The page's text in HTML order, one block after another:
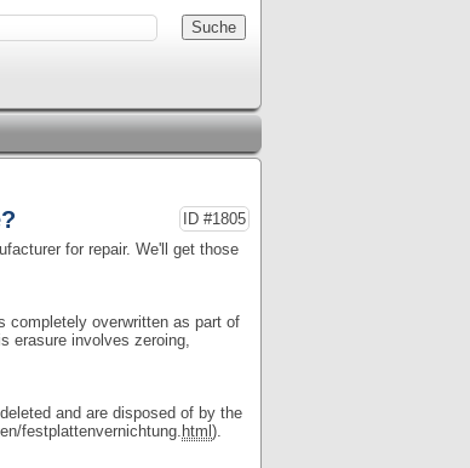
ID #1805
for repair. We'll get those
completely overwritten as part of
erasure involves zeroing,
and are disposed of by the
festplattenvernichtung.html ).